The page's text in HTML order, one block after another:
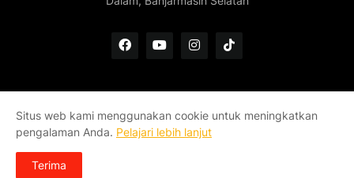
Home Redaksi Kontak
Pedoman Media Siber
Tentang Kami
Situs web kami menggunakan cookie untuk meningkatkan
pengalaman Anda. Pelajari lebih lanjut
Terima